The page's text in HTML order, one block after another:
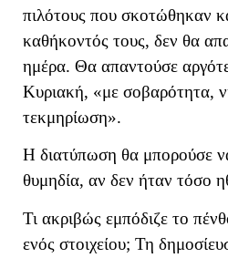
πιλότους που σκοτώθηκαν
καθήκοντός τους, δεν θα
ημέρα. Θα απαντούσε
Κυριακή, «με σοβαρότητα,
τεκμηρίωση».
Η διατύπωση θα μπορούσε
θυμηδία, αν δεν ήταν τόσο
Τι ακριβώς εμπόδιζε το
ενός στοιχείου; Τη